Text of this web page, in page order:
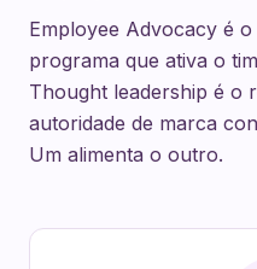
Employee Advocacy é
programa que ativa o
Thought leadership é o
autoridade de marca
Um alimenta o outro.